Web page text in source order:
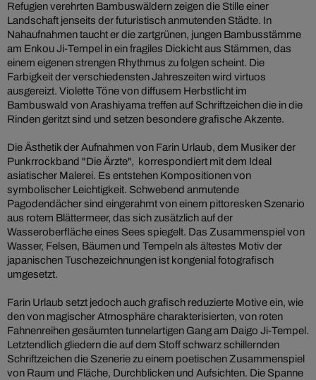
Refugien verehrten Bambuswäldern zeigen die Stille einer
Landschaft jenseits der futuristisch anmutenden Städte. In
Nahaufnahmen taucht er die zartgrünen, jungen Bambusstämme
am Enkou Ji-Tempel in ein fragiles Dickicht aus Stämmen, das
einem eigenen strengen Rhythmus zu folgen scheint. Die
Farbigkeit der verschiedensten Jahreszeiten wird virtuos
ausgereizt. Violette Töne von diffusem Herbstlicht im
Bambuswald von Arashiyama treffen auf Schriftzeichen die in die
Rinden geritzt sind und setzen besondere grafische Akzente.
Die Ästhetik der Aufnahmen von Farin Urlaub, dem Musiker der
Punkrrockband "Die Ärzte", korrespondiert mit dem Ideal
asiatischer Malerei. Es entstehen Kompositionen von
symbolischer Leichtigkeit. Schwebend anmutende
Pagodendächer sind eingerahmt von einem pittoresken Szenario
aus rotem Blättermeer, das sich zusätzlich auf der
Wasseroberfläche eines Sees spiegelt. Das Zusammenspiel von
Wasser, Felsen, Bäumen und Tempeln als ältestes Motiv der
japanischen Tuschezeichnungen ist kongenial fotografisch
umgesetzt.
Farin Urlaub setzt jedoch auch grafisch reduzierte Motive ein, wie
den von magischer Atmosphäre charakterisierten, von roten
Fahnenreihen gesäumten tunnelartigen Gang am Daigo Ji-Tempel.
Letztendlich gliedern die auf dem Stoff schwarz schillernden
Schriftzeichen die Szenerie zu einem poetischen Zusammenspiel
von Raum und Fläche, Durchblicken und Aufsichten. Die Spanne